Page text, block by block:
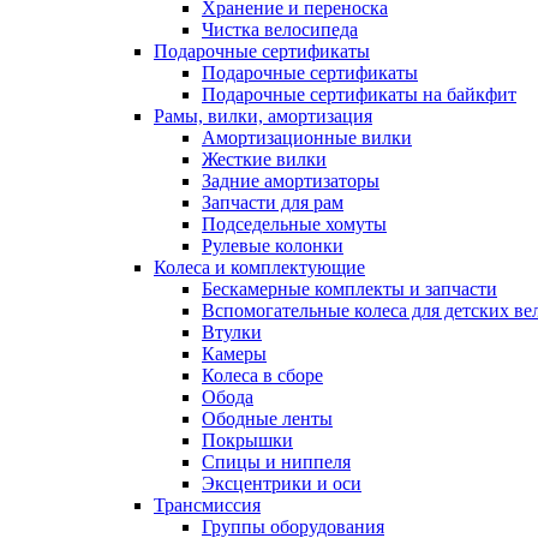
Хранение и переноска
Чистка велосипеда
Подарочные сертификаты
Подарочные сертификаты
Подарочные сертификаты на байкфит
Рамы, вилки, амортизация
Амортизационные вилки
Жесткие вилки
Задние амортизаторы
Запчасти для рам
Подседельные хомуты
Рулевые колонки
Колеса и комплектующие
Бескамерные комплекты и запчасти
Вспомогательные колеса для детских
Втулки
Камеры
Колеса в сборе
Обода
Ободные ленты
Покрышки
Спицы и ниппеля
Эксцентрики и оси
Трансмиссия
Группы оборудования